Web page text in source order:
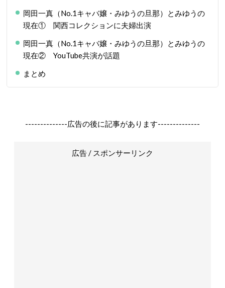
岡田一真（No.1キャバ嬢・みゆうの旦那）とみゆうの
現在① 関西コレクションに夫婦出演
岡田一真（No.1キャバ嬢・みゆうの旦那）とみゆうの
現在② YouTube共演が話題
まとめ
--------------広告の後に記事があります--------------
広告 / スポンサーリンク